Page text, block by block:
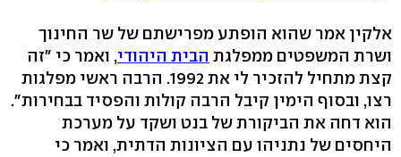
אלקין אמר שהוא הופתע מפרישתם של שר החינוך
ושרת המשפטים ממפלגת הבית היהודי, ואמר כי "זה
קצת מתחיל להזכיר לי את 1992. הרבה ראשי מפלגות
רצו, ובסוף הימין קיבל הרבה קולות והפסיד בבחירות".
הוא דחה את הביקורת של בנט ושקד על מערכת
היחסים של נתניהו עם הציונות הדתית, ואמר כי